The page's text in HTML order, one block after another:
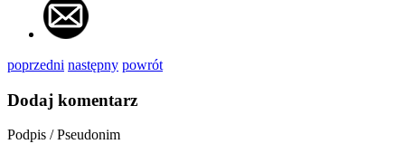
poprzedni następny powrót
Dodaj komentarz
Podpis / Pseudonim